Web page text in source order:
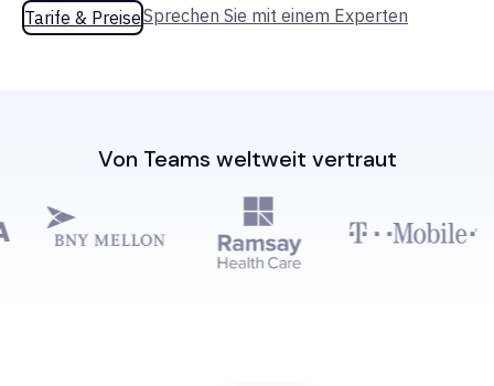
Tarife & PreiseSprechen Sie mit einem Experten
Von Teams weltweit vertraut